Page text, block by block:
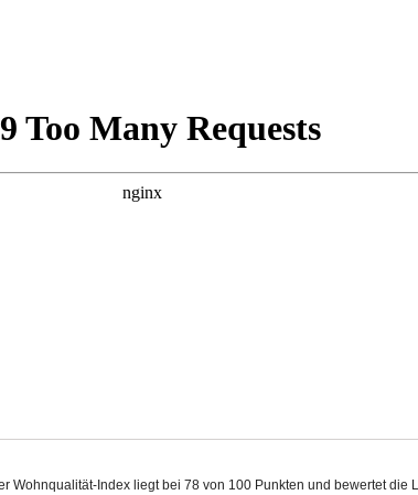
Wohnqualität-Index liegt bei 78 von 100 Punkten und bewertet die